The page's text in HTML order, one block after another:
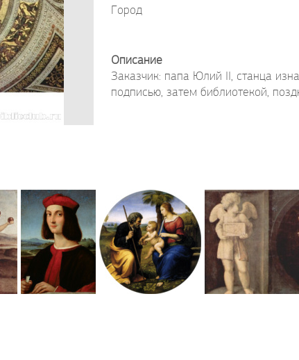
Город
Описание
Заказчик: папа Юлий II, станца
подписью, затем библиотекой,